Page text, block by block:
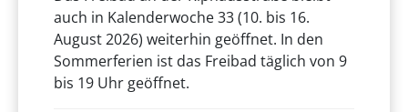
auch in Kalenderwoche 33 (10. bis 16.
August 2026) weiterhin geöffnet. In den
Sommerferien ist das Freibad täglich von 9
bis 19 Uhr geöffnet.